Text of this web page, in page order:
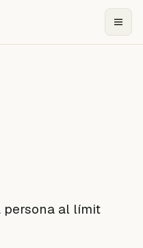
persona al límit